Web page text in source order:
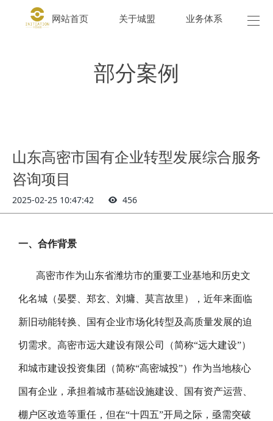
网站首页 关于城盟 业务体系 城
部分案例
山东高密市国有企业转型发展综合服务
咨询项目
2025-02-25 10:47:42 456
一、合作背景
高密市作为山东省潍坊市的重要工业基地和历史文
化名城（晏婴、郑玄、刘墉、莫言故里），近年来面临
新旧动能转换、国有企业市场化转型及高质量发展的迫
切需求。高密市远大建设有限公司（简称“远大建设”）
和城市建设投资集团（简称“高密城投”）作为当地核心
国有企业，承担着城市基础设施建设、国有资产运营、
棚户区改造等重任，但在“十四五”开局之际，亟需突破